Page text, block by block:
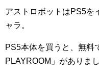
アストロボットはPS5を
ャラ。
PS5本体を買うと、無料
PLAYROOM」がありま